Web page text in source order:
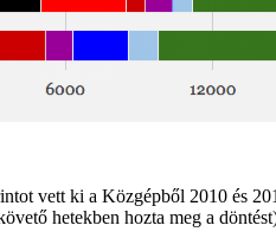
vett ki a Közgépből 2010 és
hetekben hozta meg a